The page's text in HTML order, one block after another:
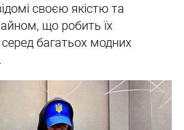
своєю якістю та
що робить їх
багатьох модних